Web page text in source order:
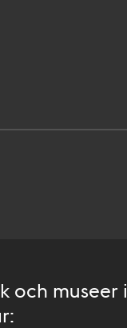
och museer i